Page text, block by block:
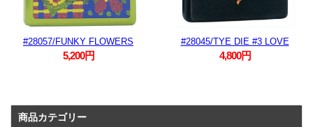
#28057/FUNKY FLOWERS
5,200円
#28045/TYE DIE #3 LOVE
4,800円
商品カテゴリー